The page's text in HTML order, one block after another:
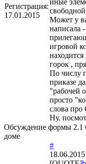
Регистрация:
17.01.2015
Может у
написала
игровой
горок ,
По числу
приказе
"рабочей
просто
слова
Ну,
Обсуждение формы 2.1
доме
#